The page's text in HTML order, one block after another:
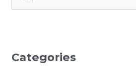
c
Categories